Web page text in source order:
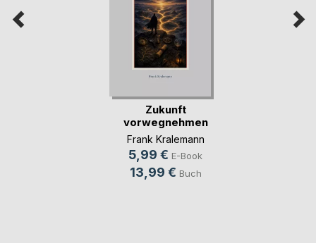
Zukunft
vorwegnehmen
Frank Kralemann
5,99 € E-Book
13,99 € Buch